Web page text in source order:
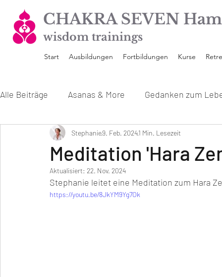
CHAKRA SEVEN
wisdom trainings
Start Ausbildungen Fortbildungen Kurse
Alle Beiträge Asanas & More Gedanken zum
Unsere Yoga Ausbildungen Interviews mit den
Meditation 'Hara
Stephanie9. Feb. 20241 Min. Lesezeit
Aktualisiert: 22. Nov. 2024
Stephanie leitet eine Meditation zum Hara
https://youtu.be/8JkYM9Yg7Ok